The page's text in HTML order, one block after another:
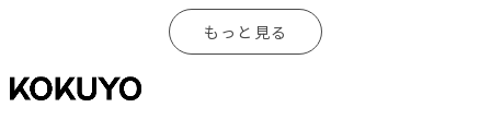
もっと見る